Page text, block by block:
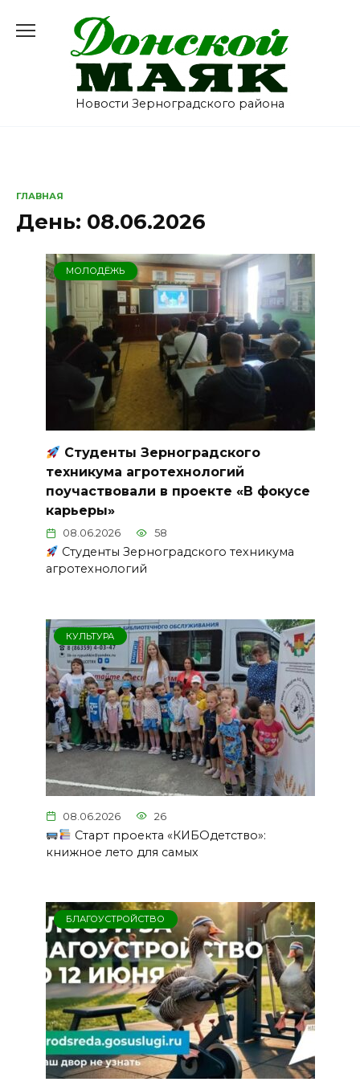
содержанию
Новости Зерноградского района
ГЛАВНАЯ
День: 08.06.2026
МОЛОДЁЖЬ
Студенты Зерноградского
техникума агротехнологий
поучаствовали в проекте «В фокусе
карьеры»
08.06.2026 58
Студенты Зерноградского техникума
агротехнологий
КУЛЬТУРА
08.06.2026 26
Старт проекта «КИБОдетство»:
книжное лето для самых
БЛАГОУСТРОЙСТВО